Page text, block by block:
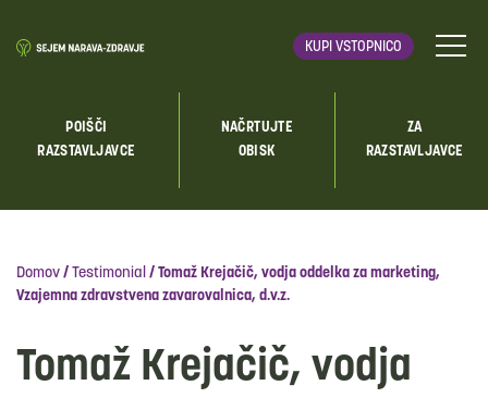
KUPI VSTOPNICO
POIŠČI
RAZSTAVLJAVCE
NAČRTUJTE
OBISK
ZA
RAZSTAVLJAVCE
Domov / Testimonial / Tomaž Krejačič, vodja oddelka za marketing,
Vzajemna zdravstvena zavarovalnica, d.v.z.
Tomaž Krejačič, vodja